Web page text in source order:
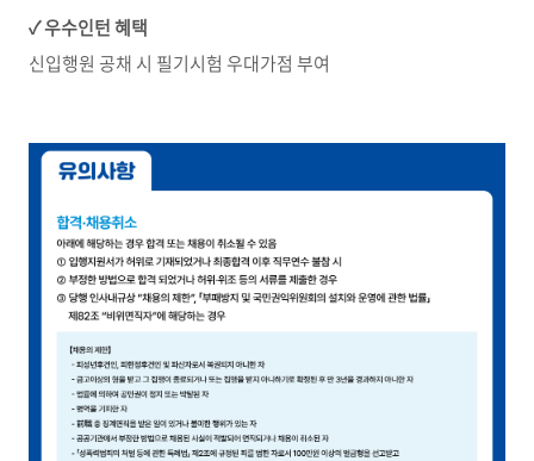
✓우수인턴 혜택
신입행원 공채 시 필기시험 우대가점 부여